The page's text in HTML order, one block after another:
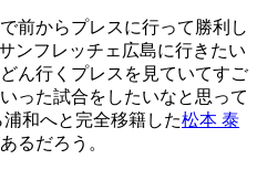
前からプレスに行って勝利し
ンフレッチェ広島に行きたい
ん行くプレスを見ていてすご
った試合をしたいなと思って
和へと完全移籍した松本 泰
るだろう。